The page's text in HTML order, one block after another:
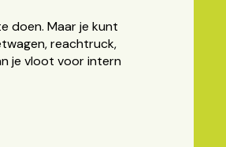
doen. Maar je kunt
reachtruck,
je vloot voor intern